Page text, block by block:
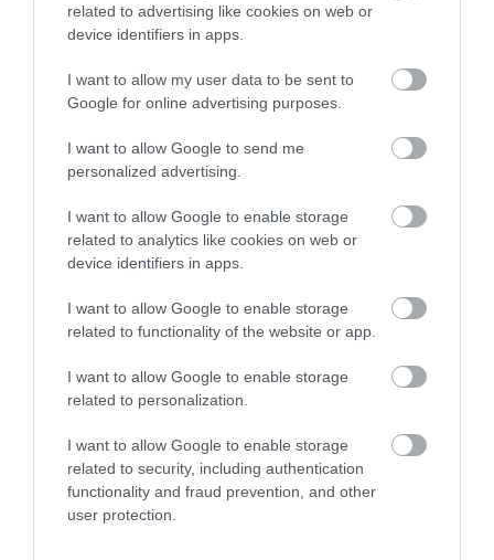
related to advertising like cookies on web or
device identifiers in apps.
I want to allow my user data to be sent to
Google for online advertising purposes.
I want to allow Google to send me
personalized advertising.
I want to allow Google to enable storage
related to analytics like cookies on web or
device identifiers in apps.
I want to allow Google to enable storage
related to functionality of the website or app.
I want to allow Google to enable storage
related to personalization.
I want to allow Google to enable storage
related to security, including authentication
functionality and fraud prevention, and other
user protection.
HOLTAN SZÁLLÍTOTTÁK HAZA A 80 ÉVES
ASSZONYT A HATVANI KÓR...
CSALÁDOKAT – HÁROM NAPON ÁT ING...
2026. augusztus 06|Programok
MAGYAR PÉTER: KIÍRJÁK AZ ELSŐ
SZÉLERŐMŰVI PÁLYÁZATOKAT, M...